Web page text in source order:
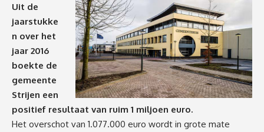
Uit de
jaarstukke
n over het
jaar 2016
boekte de
gemeente
Strijen een
positief resultaat van ruim 1 miljoen euro.
Het overschot van 1.077.000 euro wordt in grote mate